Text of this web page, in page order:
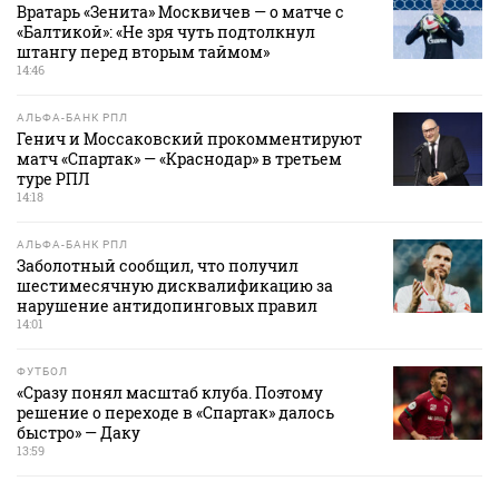
Вратарь «Зенита» Москвичев — о матче с
«Балтикой»: «Не зря чуть подтолкнул
штангу перед вторым таймом»
14:46
АЛЬФА-БАНК РПЛ
Генич и Моссаковский прокомментируют
матч «Спартак» — «Краснодар» в третьем
туре РПЛ
14:18
АЛЬФА-БАНК РПЛ
Заболотный сообщил, что получил
шестимесячную дисквалификацию за
нарушение антидопинговых правил
14:01
ФУТБОЛ
«Сразу понял масштаб клуба. Поэтому
решение о переходе в «Спартак» далось
быстро» — Даку
13:59